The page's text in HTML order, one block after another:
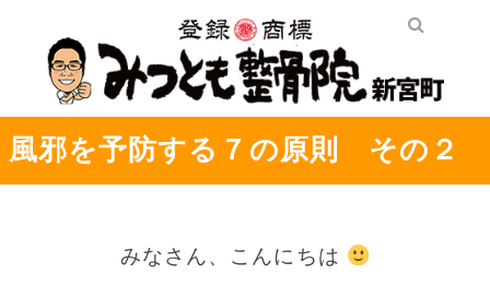
風邪を予防する７の原則 その２
みなさん、こんにちは